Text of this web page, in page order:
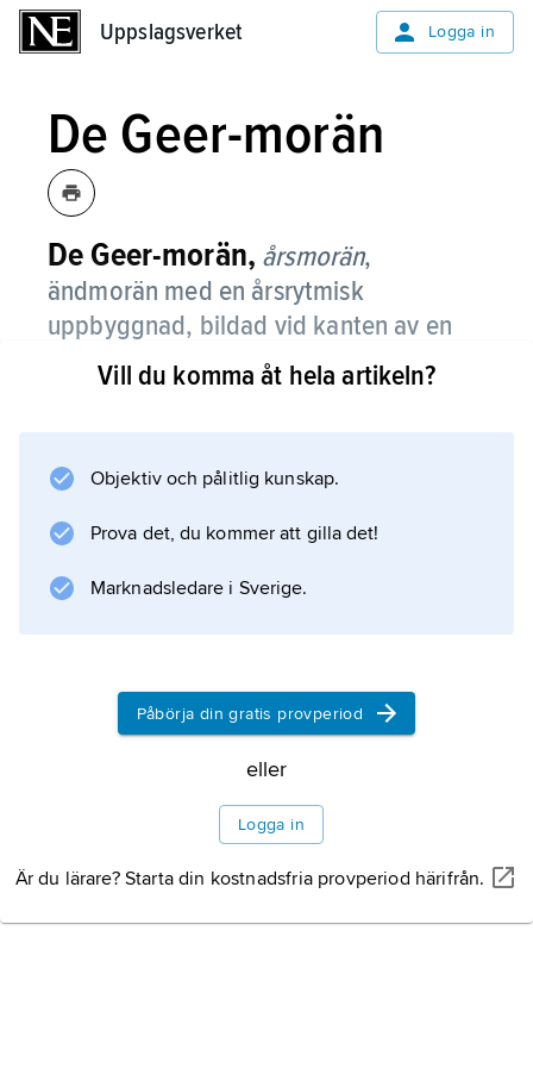
Uppslagsverket Logga in
De Geer-morän
De Geer-morän, årsmorän,
ändmorän med en årsrytmisk
uppbyggnad, bildad vid kanten av en
glaciär eller inlandsis under
avsmältningsskedet.
moränvallar, sällan mer än fem till sex meter
medelavstånd av något eller några hundratal
meter.
Information om artikeln
Vill du komma åt hela artikeln?
Objektiv och pålitlig kunskap.
Prova det, du kommer att gilla det!
Marknadsledare i Sverige.
Påbörja din gratis provperiod
eller
Logga in
Är du lärare? Starta din kostnadsfria provperiod härifrån.